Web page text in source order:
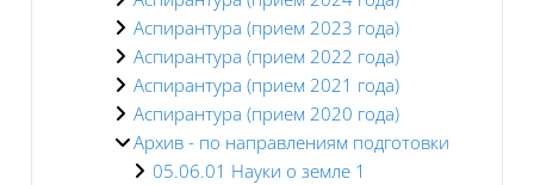
Аспирантура (прием 2023 года)
Аспирантура (прием 2022 года)
Аспирантура (прием 2021 года)
Аспирантура (прием 2020 года)
Архив - по направлениям подготовки
05.06.01 Науки о земле 1